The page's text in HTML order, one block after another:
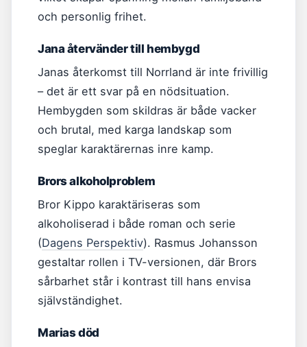
och personlig frihet.
Jana återvänder till hembygd
Janas återkomst till Norrland är inte frivillig
– det är ett svar på en nödsituation.
Hembygden som skildras är både vacker
och brutal, med karga landskap som
speglar karaktärernas inre kamp.
Brors alkoholproblem
Bror Kippo karaktäriseras som
alkoholiserad i både roman och serie
(Dagens Perspektiv). Rasmus Johansson
gestaltar rollen i TV-versionen, där Brors
sårbarhet står i kontrast till hans envisa
självständighet.
Marias död